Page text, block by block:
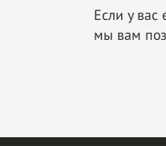
Если у вас
мы вам